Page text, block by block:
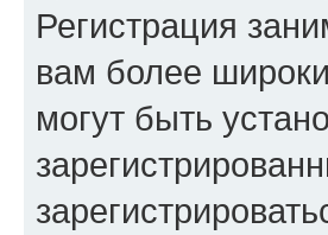
Регистрация
вам более
могут быть